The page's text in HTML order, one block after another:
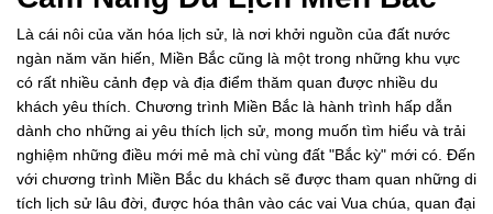
Là cái nôi của văn hóa lịch sử, là nơi khởi nguồn của đất nước
ngàn năm văn hiến, Miền Bắc cũng là một trong những khu vực
có rất nhiều cảnh đẹp và địa điểm thăm quan được nhiều du
khách yêu thích. Chương trình Miền Bắc là hành trình hấp dẫn
dành cho những ai yêu thích lịch sử, mong muốn tìm hiểu và trải
nghiệm những điều mới mẻ mà chỉ vùng đất "Bắc kỳ" mới có. Đến
với chương trình Miền Bắc du khách sẽ được tham quan những di
tích lịch sử lâu đời, được hóa thân vào các vai Vua chúa, quan đại